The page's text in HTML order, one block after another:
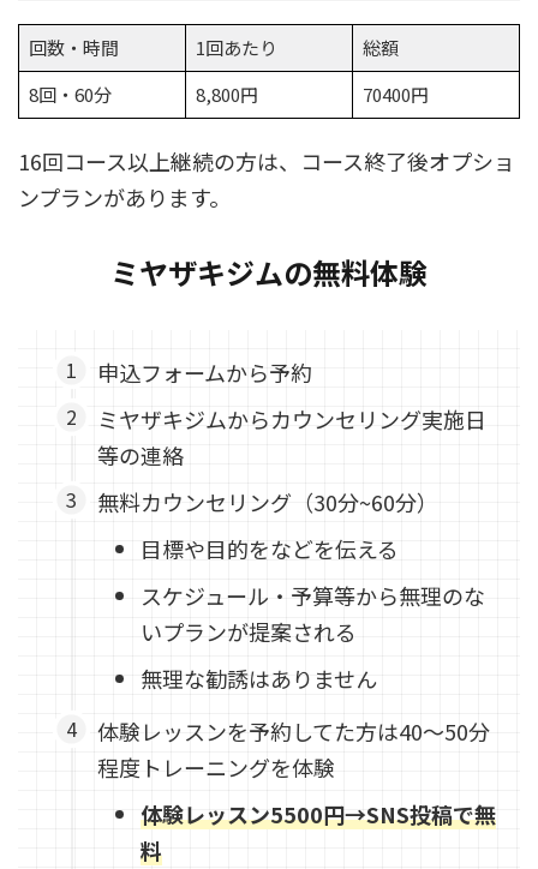
回数・時間 1回あたり
総額
8回・60分
8,800円 70400円
16回コース以上継続の方は、コース終了後オプショ
ンプランがあります。
ミヤザキジムの無料体験
申込フォームから予約
ミヤザキジムからカウンセリング実施日
等の連絡
無料カウンセリング（30分~60分）
目標や目的をなどを伝える
スケジュール・予算等から無理のな
いプランが提案される
無理な勧誘はありません
体験レッスンを予約してた方は40～50分
程度トレーニングを体験
体験レッスン5500円→SNS投稿で無
料